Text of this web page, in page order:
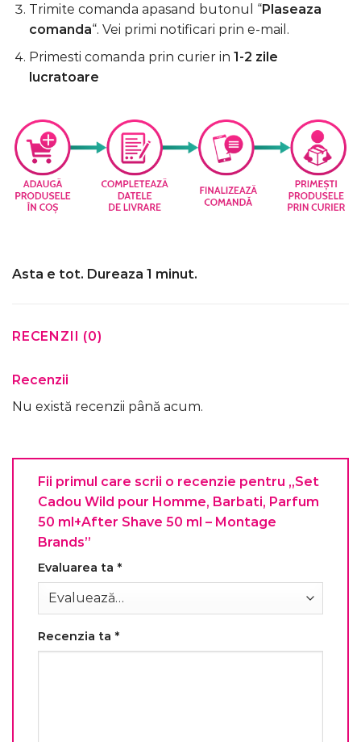
Trimite comanda apasand butonul “Plaseaza
comanda“. Vei primi notificari prin e-mail.
Primesti comanda prin curier in 1-2 zile
lucratoare
Asta e tot. Dureaza 1 minut.
RECENZII (0)
Recenzii
Nu există recenzii până acum.
Fii primul care scrii o recenzie pentru „Set
Cadou Wild pour Homme, Barbati, Parfum
50 ml+After Shave 50 ml – Montage
Brands”
Evaluarea ta *
Recenzia ta *